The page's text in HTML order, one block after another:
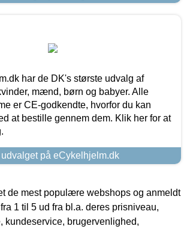
har de DK's største udvalg af
mænd, børn og babyer. Alle
er CE-godkendte, hvorfor du kan
at bestille gennem dem. Klik her for at
på eCykelhjelm.dk
de mest populære webshops og anmeldt
1 til 5 ud fra bl.a. deres prisniveau,
kundeservice, brugervenlighed,